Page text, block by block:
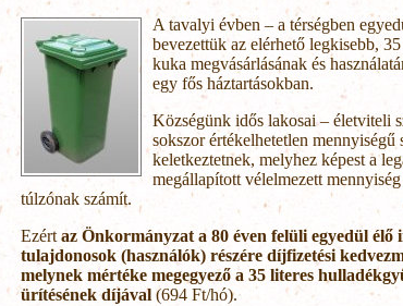
A tavalyi évben – a térségben
bevezettük az elérhető legkisebb,
kuka megvásárlásának és
egy fős háztartásokban.
Községünk idős lakosai – életviteli
sokszor értékelhetetlen mennyiségű
keletkeztetnek, melyhez képest a
megállapított vélelmezett
túlzónak számít.
Ezért az Önkormányzat a 80 éven felüli egyedül élő
tulajdonosok (használók) részére díjfizetési
melynek mértéke megegyező a 35 literes
ürítésének díjával (694 Ft/hó).